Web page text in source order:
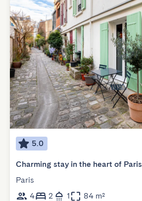
5.0
Charming stay in the heart of Paris
Paris
4
2 1 84 m²